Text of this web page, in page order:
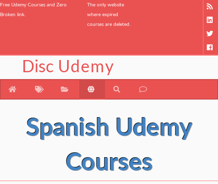
Free Udemy Courses and Zero
Broken link.
The only website
where expired
courses are deleted.
Disc Udemy
Spanish Udemy
Courses